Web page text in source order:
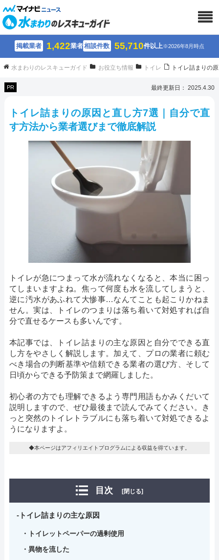
掲載業者 1,422業者相談件数 55,710件以上※2026年8月時点
水まわりのレスキューガイド お役立ち情報 トイレ トイレ詰まりの
PR 最終更新日： 2025.4.30
トイレ詰まりの原因と直し方7選｜自分で直
す方法から業者選びまで徹底解説
トイレが急につまって水が流れなくなると、本当に困っ
てしまいますよね。焦って何度も水を流してしまうと、
逆に汚水があふれて大惨事…なんてことも起こりかねま
せん。実は、トイレのつまりは落ち着いて対処すれば自
分で直せるケースも多いんです。
本記事では、トイレ詰まりの主な原因と自分でできる直
し方をやさしく解説します。加えて、プロの業者に頼む
べき場合の判断基準や信頼できる業者の選び方、そして
日頃からできる予防策まで網羅しました。
初心者の方でも理解できるよう専門用語もかみくだいて
説明しますので、ぜひ最後まで読んでみてください。き
っと突然のトイレトラブルにも落ち着いて対処できるよ
うになりますよ。
◆本ページはアフィリエイトプログラムによる収益を得ています。
目次 [閉じる]
トイレ詰まりの主な原因
トイレットペーパーの過剰使用
異物を流した